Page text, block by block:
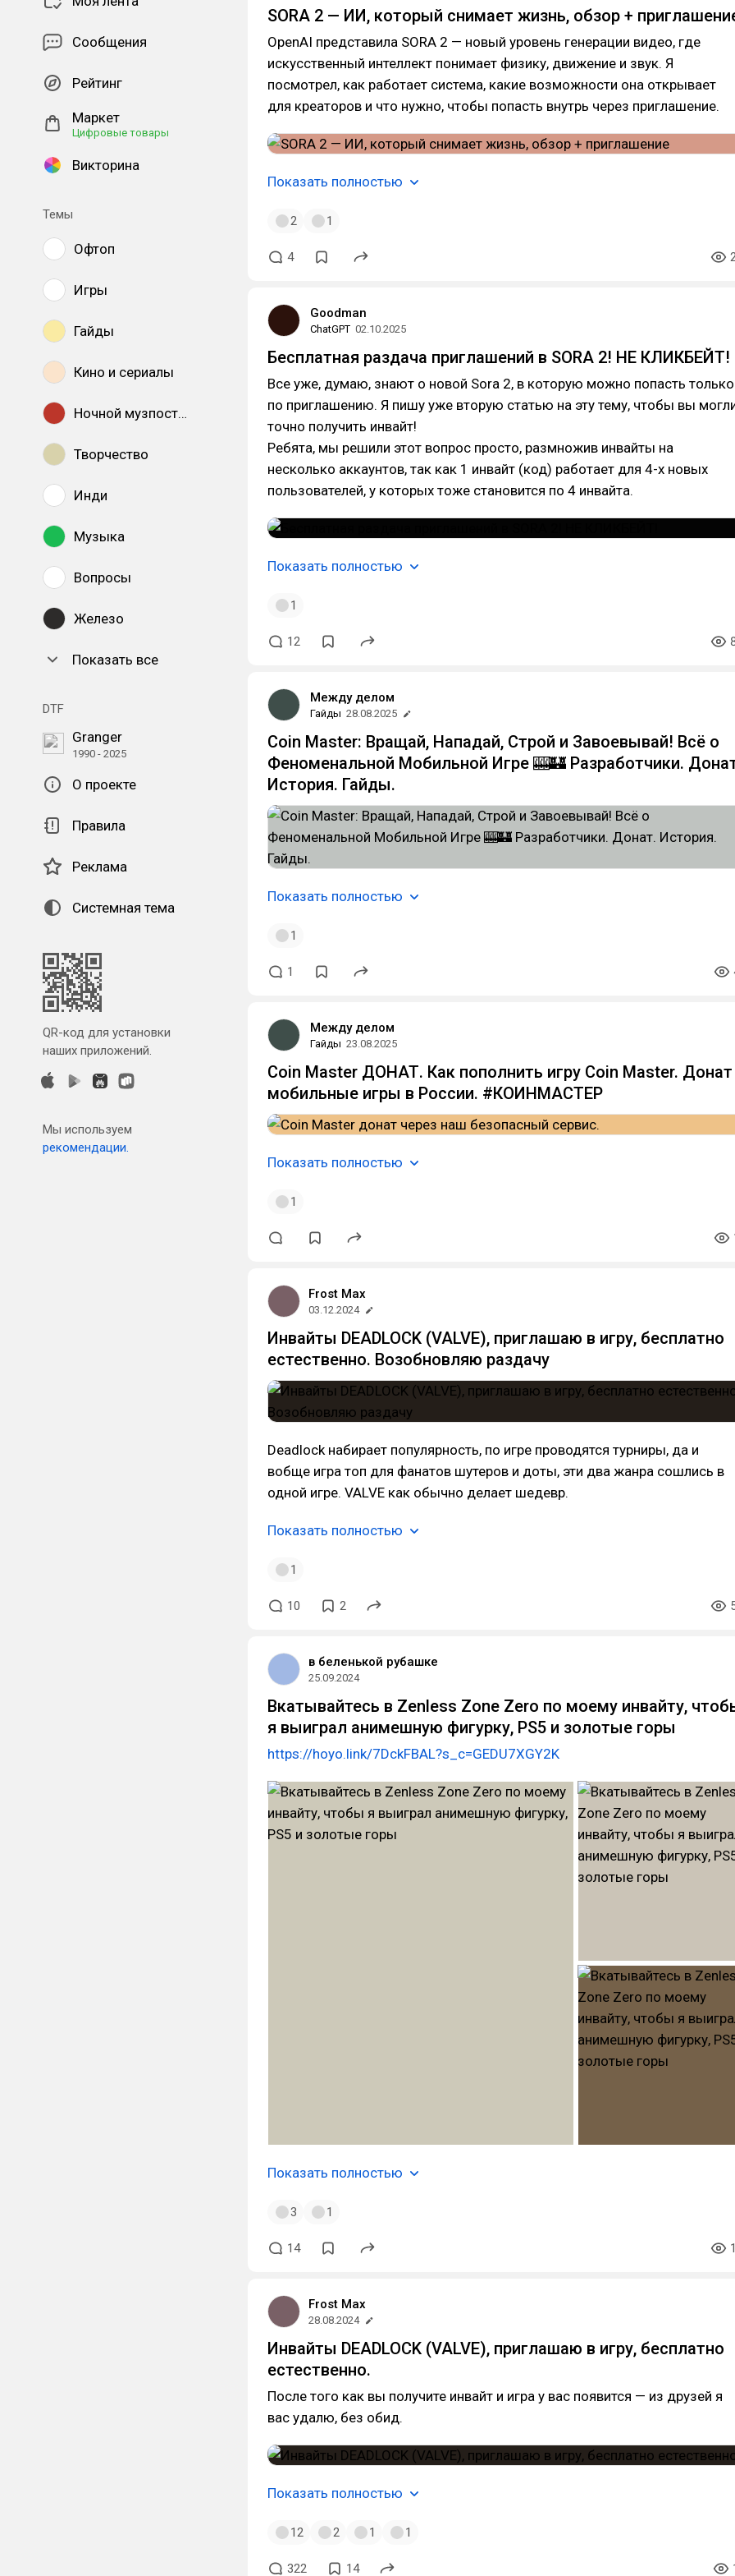
Сообщения
Рейтинг
Маркет
Цифровые товары
Викторина
Темы
Офтоп
Игры
Гайды
Кино и сериалы
Ночной музпостинг
Творчество
Инди
Музыка
Вопросы
Железо
Показать все
DTF
Granger
1990 - 2025
О проекте
Правила
Реклама
Системная тема
QR-код для установки
наших приложений.
Мы используем
рекомендации.
SORA 2 — ИИ, который снимает жизнь, обзор +
OpenAI представила SORA 2 — новый уровень генерации видео, где
искусственный интеллект понимает физику, движение и звук. Я
посмотрел, как работает система, какие возможности она открывает
для креаторов и что нужно, чтобы попасть внутрь через приглашение.
Показать полностью
2 1
4
Goodman
ChatGPT 02.10.2025
Бесплатная раздача приглашений в SORA 2! НЕ КЛИКБЕЙТ!
Все уже, думаю, знают о новой Sora 2, в которую можно попасть только
по приглашению. Я пишу уже вторую статью на эту тему, чтобы вы
точно получить инвайт!
Ребята, мы решили этот вопрос просто, размножив инвайты на
несколько аккаунтов, так как 1 инвайт (код) работает для 4-х новых
пользователей, у которых тоже становится по 4 инвайта.
Показать полностью
1
12
Между делом
Гайды 28.08.2025
Coin Master: Вращай, Нападай, Строй и Завоевывай! Всё о
Феноменальной Мобильной Игре 🎰🏰 Разработчики.
История. Гайды.
Показать полностью
1
1
Между делом
Гайды 23.08.2025
Coin Master ДОНАТ. Как пополнить игру Coin Master.
мобильные игры в России. #КОИНМАСТЕР
Показать полностью
1
Frost Max
03.12.2024
Инвайты DEADLOCK (VALVE), приглашаю в игру, бесплатно
естественно. Возобновляю раздачу
Deadlock набирает популярность, по игре проводятся турниры, да и
вобще игра топ для фанатов шутеров и доты, эти два жанра сошлись в
одной игре. VALVE как обычно делает шедевр.
Показать полностью
1
10 2
в беленькой рубашке
25.09.2024
Вкатывайтесь в Zenless Zone Zero по моему инвайту,
я выиграл анимешную фигурку, PS5 и золотые горы
https://hoyo.link/7DckFBAL?s_c=GEDU7XGY2K
Показать полностью
3 1
14
Frost Max
28.08.2024
Инвайты DEADLOCK (VALVE), приглашаю в игру, бесплатно
естественно.
После того как вы получите инвайт и игра у вас появится — из друзей я
вас удалю, без обид.
Показать полностью
12 2 1 1
322 14